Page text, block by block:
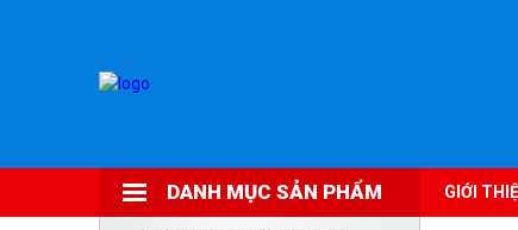
DANH MỤC SẢN PHẨM GIỚI